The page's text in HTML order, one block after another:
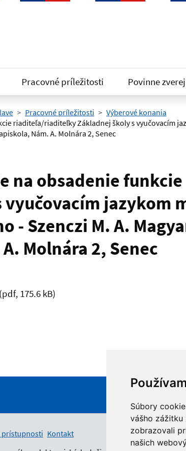
Súbory
vášho zážitku
zobrazovali
našich
Pracovné príležitosti Povinne
Pracovné príležitosti
Výberové konania
riaditeľa/riaditeľky Základnej školy s vyučovacím
Nám. A. Molnára 2, Senec
na obsadenie
jazykom
- Szenczi M. A.
Molnára 2, Senec
(pdf, 175.6 kB)
prístupnosti Kontakt